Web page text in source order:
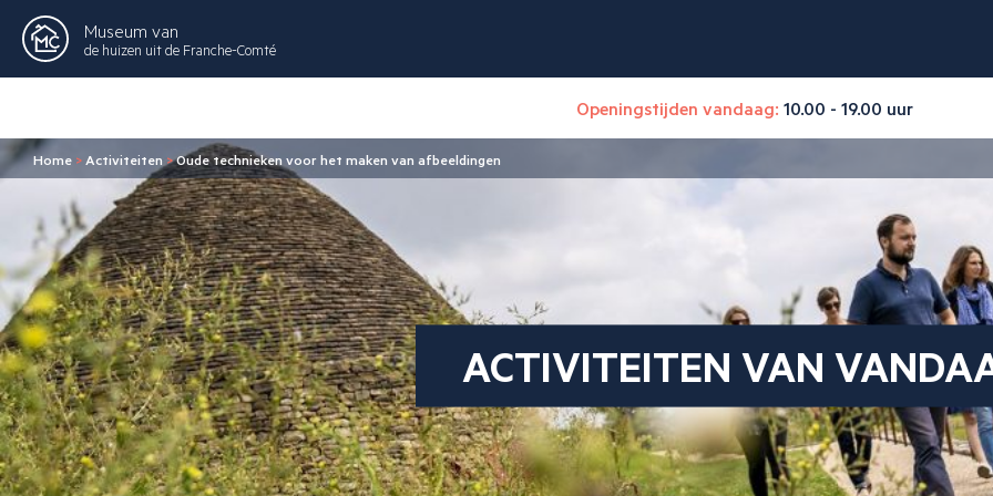
Museum van
de huizen uit de Franche-Comté
Openingstijden vandaag: 10.00 - 19.00 uur
Home > Activiteiten >Oude technieken voor het maken van afbeeldingen
ACTIVITEITEN VAN